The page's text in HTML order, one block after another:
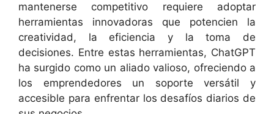
mantenerse competitivo requiere adoptar
herramientas innovadoras que potencien la
creatividad, la eficiencia y la toma de
decisiones. Entre estas herramientas, ChatGPT
ha surgido como un aliado valioso, ofreciendo a
los emprendedores un soporte versátil y
accesible para enfrentar los desafíos diarios de